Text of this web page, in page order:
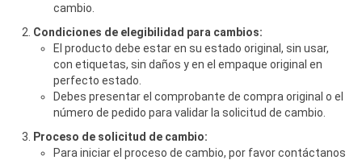
cambio.
Condiciones de elegibilidad para cambios:
El producto debe estar en su estado original, sin usar,
con etiquetas, sin daños y en el empaque original en
perfecto estado.
Debes presentar el comprobante de compra original o el
número de pedido para validar la solicitud de cambio.
Proceso de solicitud de cambio:
Para iniciar el proceso de cambio, por favor contáctanos